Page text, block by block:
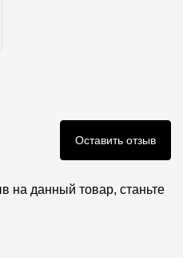
Оставить отзыв
на данный товар, станьте